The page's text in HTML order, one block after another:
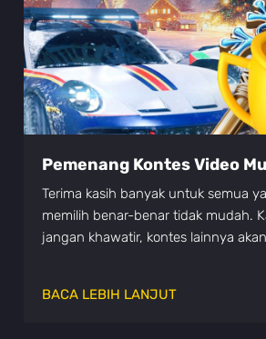
Pemenang Kontes Video
Terima kasih banyak untuk semua
memilih benar-benar tidak mudah.
jangan khawatir, kontes lainnya
BACA LEBIH LANJUT